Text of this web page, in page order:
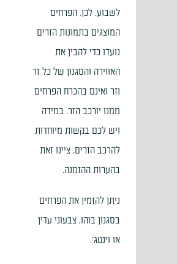
לשבוע. לכן, הפרחים
המוצגים בתמונות הזרים
נועדו כדי להבין את
האווירה והסגנון של כל זר
וזר ואינם בהכרח הפרחים
ממנו יורכב הזר. במידה
ויש לכם בקשות מיוחדות
להרכב הזרים, ציינו זאת
בהערות ההזמנה.
ניתן להזמין את הפרחים
בסגנון בוהו, צבעוני עדין
או וינטג'.